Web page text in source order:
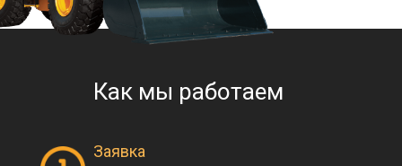
Как мы работаем
Заявка